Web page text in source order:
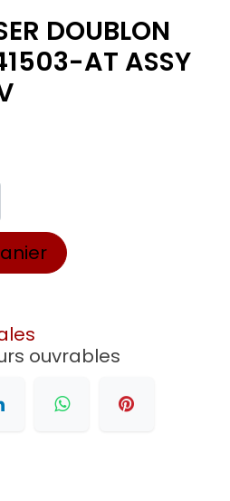
DOUBLON
AT ASSY
ouvrables